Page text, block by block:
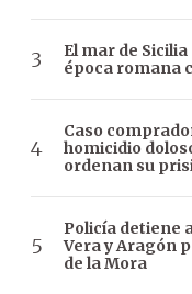
El mar de
época romana
Caso
homicidio
ordenan su
Policía detiene
Vera y Aragón
de la Mora